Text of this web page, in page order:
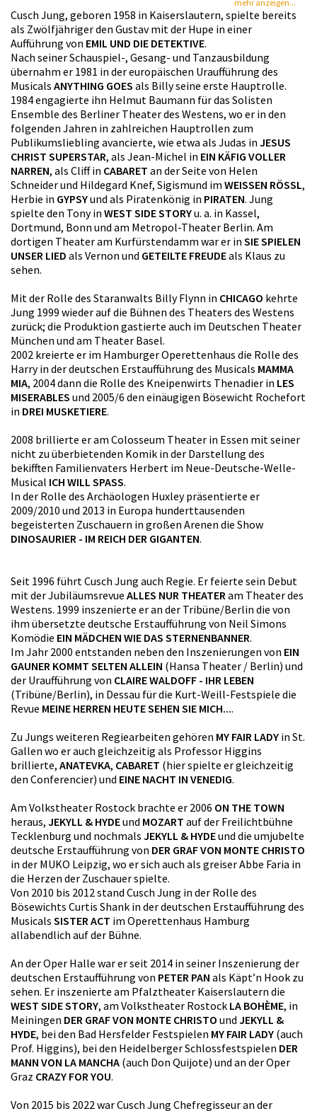
mehr anzeigen...
Cusch Jung, geboren 1958 in Kaiserslautern, spielte bereits
als Zwölfjähriger den Gustav mit der Hupe in einer
Aufführung von EMIL UND DIE DETEKTIVE.
Nach seiner Schauspiel-, Gesang- und Tanzausbildung
übernahm er 1981 in der europäischen Uraufführung des
Musicals ANYTHING GOES als Billy seine erste Hauptrolle.
1984 engagierte ihn Helmut Baumann für das Solisten
Ensemble des Berliner Theater des Westens, wo er in den
folgenden Jahren in zahlreichen Hauptrollen zum
Publikumsliebling avancierte, wie etwa als Judas in JESUS
CHRIST SUPERSTAR, als Jean-Michel in EIN KÄFIG VOLLER
NARREN, als Cliff in CABARET an der Seite von Helen
Schneider und Hildegard Knef, Sigismund im WEISSEN RÖSSL,
Herbie in GYPSYund als Piratenkönig in PIRATEN. Jung
spielte den Tony in WEST SIDE STORYu. a. in Kassel,
Dortmund, Bonn und am Metropol-Theater Berlin. Am
dortigen Theater am Kurfürstendamm war er in SIE SPIELEN
UNSER LIED als Vernon und GETEILTE FREUDEals Klaus zu
sehen.
Mit der Rolle des Staranwalts Billy Flynn in CHICAGO kehrte
Jung 1999 wieder auf die Bühnen des Theaters des Westens
zurück; die Produktion gastierte auch im Deutschen Theater
München und am Theater Basel.
2002 kreierte er im Hamburger Operettenhaus die Rolle des
Harry in der deutschen Erstaufführung des Musicals MAMMA
MIA, 2004 dann die Rolle des Kneipenwirts Thenadier in LES
MISERABLES und 2005/6 den einäugigen Bösewicht Rochefort
in DREI MUSKETIERE.
2008 brillierte er am Colosseum Theater in Essen mit seiner
nicht zu überbietenden Komik in der Darstellung des
bekifften Familienvaters Herbert im Neue-Deutsche-Welle-
Musical ICH WILL SPASS.
In der Rolle des Archäologen Huxley präsentierte er
2009/2010 und 2013 in Europa hunderttausenden
begeisterten Zuschauern in großen Arenen die Show
DINOSAURIER - IM REICH DER GIGANTEN.
Seit 1996 führt Cusch Jung auch Regie. Er feierte sein Debut
mit der Jubiläumsrevue ALLES NUR THEATER am Theater des
Westens. 1999 inszenierte er an der Tribüne/Berlin die von
ihm übersetzte deutsche Erstaufführung von Neil Simons
Komödie EIN MÄDCHEN WIE DAS STERNENBANNER.
Im Jahr 2000 entstanden neben den Inszenierungen von EIN
GAUNER KOMMT SELTEN ALLEIN (Hansa Theater / Berlin) und
der Uraufführung von CLAIRE WALDOFF - IHR LEBEN
(Tribüne/Berlin), in Dessau für die Kurt-Weill-Festspiele die
Revue MEINE HERREN HEUTE SEHEN SIE MICH....
Zu Jungs weiteren Regiearbeiten gehören MY FAIR LADY in St.
Gallen wo er auch gleichzeitig als Professor Higgins
brillierte, ANATEVKA, CABARET (hier spielte er gleichzeitig
den Conferencier) und EINE NACHT IN VENEDIG.
Am Volkstheater Rostock brachte er 2006 ON THE TOWN
heraus, JEKYLL & HYDEund MOZART auf der Freilichtbühne
Tecklenburg und nochmals JEKYLL & HYDEund die umjubelte
deutsche Erstaufführung von DER GRAF VON MONTE CHRISTO
in der MUKO Leipzig, wo er sich auch als greiser Abbe Faria in
die Herzen der Zuschauer spielte.
Von 2010 bis 2012 stand Cusch Jung in der Rolle des
Bösewichts Curtis Shank in der deutschen Erstaufführung des
Musicals SISTER ACT im Operettenhaus Hamburg
allabendlich auf der Bühne.
An der Oper Halle war er seit 2014 in seiner Inszenierung der
deutschen Erstaufführung von PETER PAN als Käpt’n Hook zu
sehen. Er inszenierte am Pfalztheater Kaiserslautern die
WEST SIDE STORY, am Volkstheater Rostock LA BOHÈME, in
Meiningen DER GRAF VON MONTE CHRISTO und JEKYLL &
HYDE, bei den Bad Hersfelder Festspielen MY FAIR LADY (auch
Prof. Higgins), bei den Heidelberger Schlossfestspielen DER
MANN VON LA MANCHA (auch Don Quijote) und an der Oper
Graz CRAZY FOR YOU.
Von 2015 bis 2022 war Cusch Jung Chefregisseur an der